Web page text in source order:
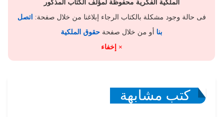
الملكية الفكرية محفوظة لمؤلف الكتاب المذكور
فى حالة وجود مشكلة بالكتاب الرجاء إبلاغنا من خلال صفحة: اتصل
بنا أو من خلال صفحة حقوق الملكية
× إخفاء
كتب مشابهة